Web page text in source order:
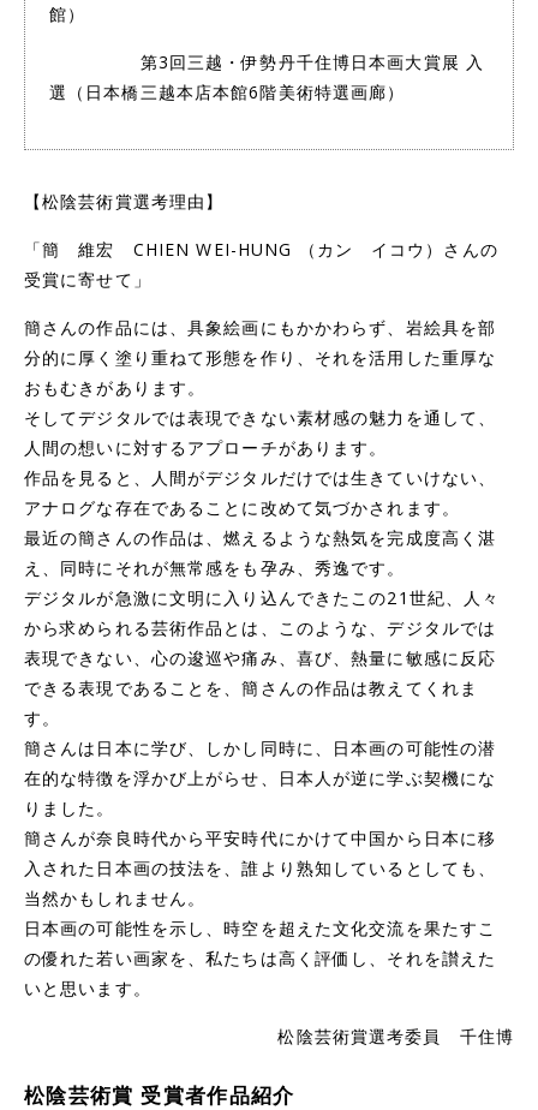
館）
第3回三越・伊勢丹千住博日本画大賞展 入
選（日本橋三越本店本館6階美術特選画廊）
【松陰芸術賞選考理由】
「簡 維宏 CHIEN WEI-HUNG （カン イコウ）さんの
受賞に寄せて」
簡さんの作品には、具象絵画にもかかわらず、岩絵具を部
分的に厚く塗り重ねて形態を作り、それを活用した重厚な
おもむきがあります。
そしてデジタルでは表現できない素材感の魅力を通して、
人間の想いに対するアプローチがあります。
作品を見ると、人間がデジタルだけでは生きていけない、
アナログな存在であることに改めて気づかされます。
最近の簡さんの作品は、燃えるような熱気を完成度高く湛
え、同時にそれが無常感をも孕み、秀逸です。
デジタルが急激に文明に入り込んできたこの21世紀、人々
から求められる芸術作品とは、このような、デジタルでは
表現できない、心の逡巡や痛み、喜び、熱量に敏感に反応
できる表現であることを、簡さんの作品は教えてくれま
す。
簡さんは日本に学び、しかし同時に、日本画の可能性の潜
在的な特徴を浮かび上がらせ、日本人が逆に学ぶ契機にな
りました。
簡さんが奈良時代から平安時代にかけて中国から日本に移
入された日本画の技法を、誰より熟知しているとしても、
当然かもしれません。
日本画の可能性を示し、時空を超えた文化交流を果たすこ
の優れた若い画家を、私たちは高く評価し、それを讃えた
いと思います。
松陰芸術賞選考委員 千住博
松陰芸術賞 受賞者作品紹介